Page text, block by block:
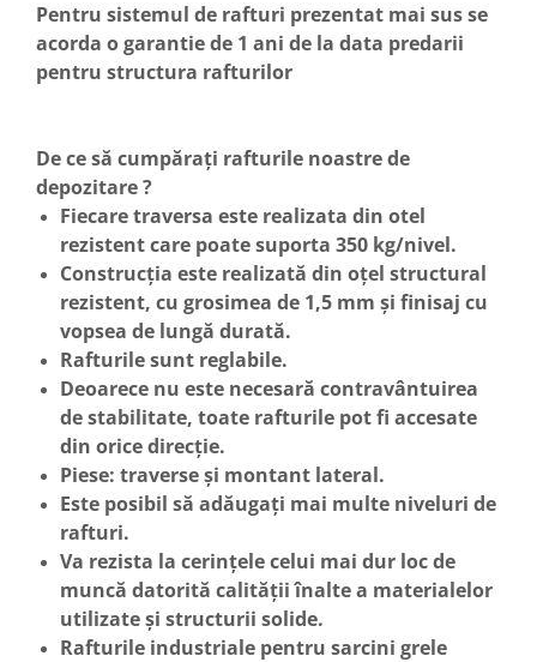
Pentru sistemul de rafturi prezentat mai sus se
acorda o garantie de 1 ani de la data predarii
pentru structura rafturilor
De ce să cumpărați rafturile noastre de
depozitare ?
Fiecare traversa este realizata din otel
rezistent care poate suporta 350 kg/nivel.
Construcția este realizată din oțel structural
rezistent, cu grosimea de 1,5 mm și finisaj cu
vopsea de lungă durată.
Rafturile sunt reglabile.
Deoarece nu este necesară contravântuirea
de stabilitate, toate rafturile pot fi accesate
din orice direcție.
Piese: traverse și montant lateral.
Este posibil să adăugați mai multe niveluri de
rafturi.
Va rezista la cerințele celui mai dur loc de
muncă datorită calității înalte a materialelor
utilizate și structurii solide.
Rafturile industriale pentru sarcini grele